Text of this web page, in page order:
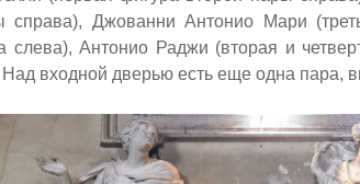
справа), Джованни Антонио Мари
слева), Антонио Раджи (вторая и
Над входной дверью есть еще одна пара,